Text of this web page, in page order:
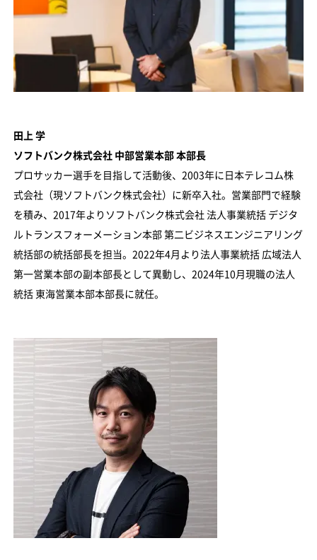
田上 学
ソフトバンク株式会社 中部営業本部 本部長
プロサッカー選手を目指して活動後、2003年に日本テレコム株
式会社（現ソフトバンク株式会社）に新卒入社。営業部門で経験
を積み、2017年よりソフトバンク株式会社 法人事業統括 デジタ
ルトランスフォーメーション本部 第二ビジネスエンジニアリング
統括部の統括部長を担当。2022年4月より法人事業統括 広域法人
第一営業本部の副本部長として異動し、2024年10月現職の法人
統括 東海営業本部本部長に就任。